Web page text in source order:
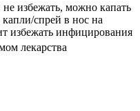
избежать, можно капать
спрей в нос на
избежать инфицирования
лекарства